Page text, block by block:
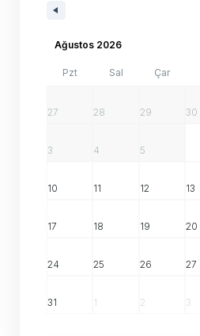
Ağustos 2026
Pzt Sal Çar
27 28 29 30
3 4 5
10 11 12 13
17 18 19 20
24 25 26 27
31 1 2 3